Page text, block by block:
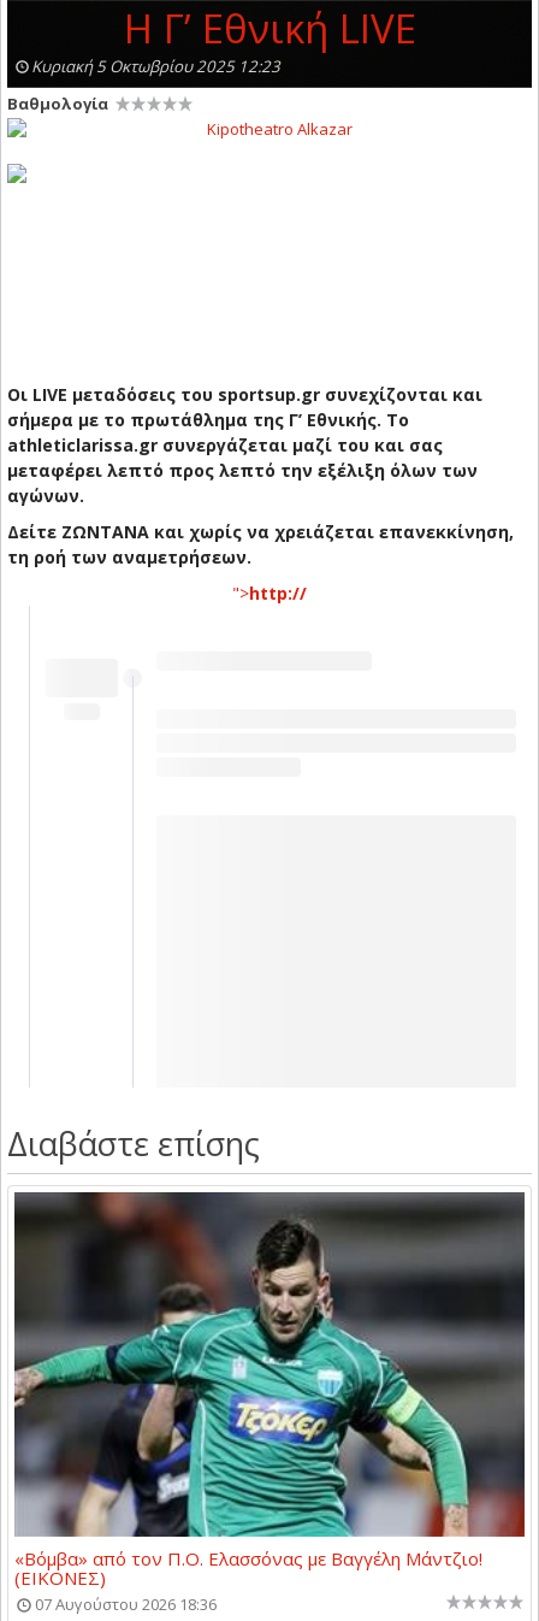
H Γ’ Εθνική LIVE
Κυριακή 5 Οκτωβρίου 2025 12:23
Βαθμολογία
Οι LIVE μεταδόσεις του sportsup.gr συνεχίζονται και
σήμερα με το πρωτάθλημα της Γ’ Εθνικής. Το
athleticlarissa.gr συνεργάζεται μαζί του και σας
μεταφέρει λεπτό προς λεπτό την εξέλιξη όλων των
αγώνων.
Δείτε ΖΩΝΤΑΝΑ και χωρίς να χρειάζεται επανεκκίνηση,
τη ροή των αναμετρήσεων.
">http://
Διαβάστε επίσης
«Βόμβα» από τον Π.Ο. Ελασσόνας με Βαγγέλη Μάντζιο!
(ΕΙΚΟΝΕΣ)
07 Αυγούστου 2026 18:36